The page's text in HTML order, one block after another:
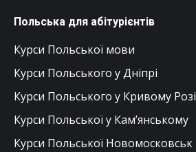
Польська для абітурієнтів
Курси Польської мови
Курси Польського у Дніпрі
Курси Польського у Кривому Розі
Курси Польської у Кам’янському
Курси Польської Новомосковськ